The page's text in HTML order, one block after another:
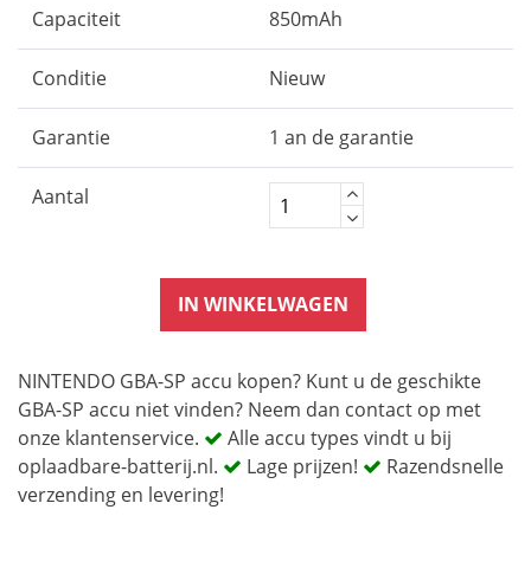
Capaciteit 850mAh
Conditie Nieuw
Garantie 1 an de garantie
Aantal
IN WINKELWAGEN
NINTENDO GBA-SP accu kopen? Kunt u de geschikte
GBA-SP accu niet vinden? Neem dan contact op met
onze klantenservice.
Alle accu types vindt u bij
oplaadbare-batterij.nl.
Lage prijzen!
Razendsnelle
verzending en levering!